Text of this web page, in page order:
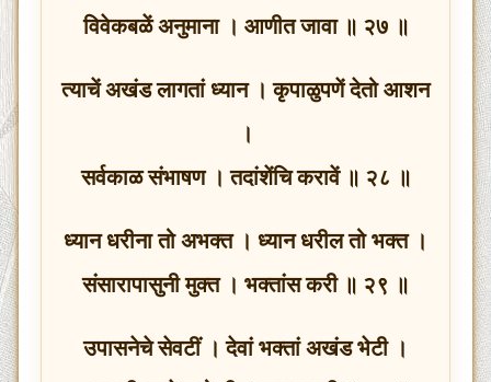
विवेकबळें अनुमाना । आणीत जावा ॥ २७ ॥
त्याचें अखंड लागतां ध्यान । कृपाळुपणें देतो आशन
।
सर्वकाळ संभाषण । तदांशेंचि करावें ॥ २८ ॥
ध्यान धरीना तो अभक्त । ध्यान धरील तो भक्त ।
संसारापासुनी मुक्त । भक्तांस करी ॥ २९ ॥
उपासनेचे सेवटीं । देवां भक्तां अखंड भेटी ।